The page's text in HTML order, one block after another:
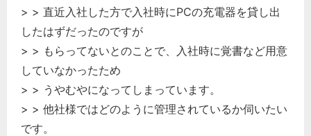
> > 直近入社した方で入社時にPCの充電器を貸し出
したはずだったのですが
> > もらってないとのことで、入社時に覚書など用意
していなかったため
> > うやむやになってしまっています。
> > 他社様ではどのように管理されているか伺いたい
です。
次へ